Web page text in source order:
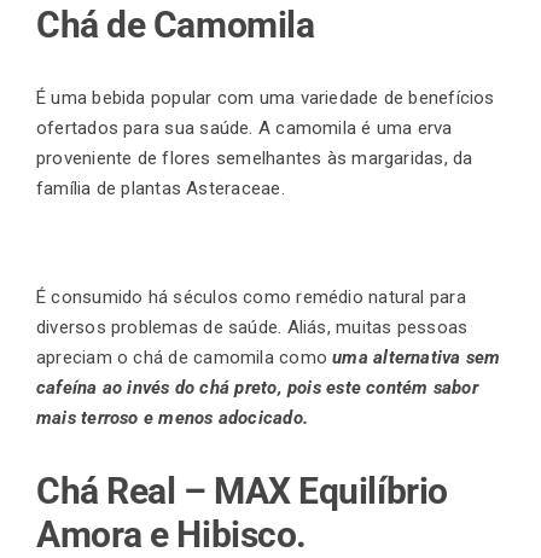
Chá de Camomila
É uma bebida popular com uma variedade de benefícios
ofertados para sua saúde. A camomila é uma erva
proveniente de flores semelhantes às margaridas, da
família de plantas Asteraceae.
É consumido há séculos como remédio natural para
diversos problemas de saúde. Aliás, muitas pessoas
apreciam o chá de camomila comouma alternativa sem
cafeína ao invés do chá preto, pois este contém sabor
mais terroso e menos adocicado.
Chá Real – MAX Equilíbrio
Amora e Hibisco.